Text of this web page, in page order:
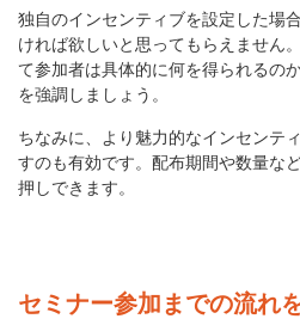
独自のインセンティブを設定した場
ければ欲しいと思ってもらえません
て参加者は具体的に何を得られるの
を強調しましょう。
ちなみに、より魅力的なインセンテ
すのも有効です。配布期間や数量な
押しできます。
セミナー参加までの流れ